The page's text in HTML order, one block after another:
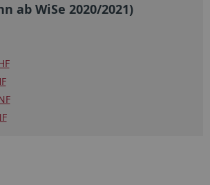
ab WiSe 2020/2021)